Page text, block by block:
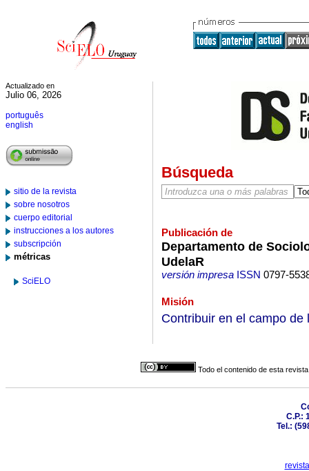
Actualizado en
Julio 06, 2026
português
english
sitio de la revista
sobre nosotros
cuerpo editorial
instrucciones a los autores
subscripción
métricas
SciELO
Búsqueda
Publicación de
Departamento de
UdelaR
versión impresaISSN 0797-
Misión
Contribuir en el campo
Todo el contenido de esta
C.P.:
Tel.: